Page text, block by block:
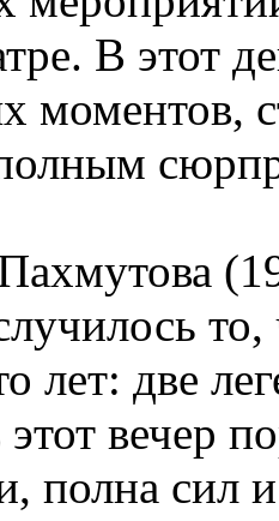
В этот
моментов,
лет: две
вечер
полна сил